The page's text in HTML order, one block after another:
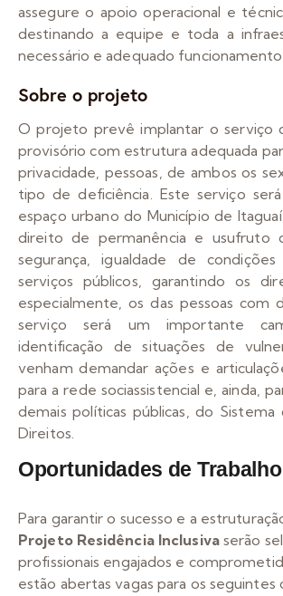
assegure o apoio operacional e
destinando a equipe e toda a
necessário e adequado funcionamento.
Sobre o projeto
O projeto prevê implantar o serviço
provisório com estrutura adequada
privacidade, pessoas, de ambos os
tipo de deficiência. Este serviço
espaço urbano do Município de
direito de permanência e usufruto
segurança, igualdade de
serviços públicos, garantindo os
especialmente, os das pessoas com
serviço será um importante
identificação de situações de
venham demandar ações e
para a rede sociassistencial e, ainda,
demais políticas públicas, do
Direitos.
Oportunidades de Trabalho
Para garantir o sucesso e a
Projeto Residência Inclusivaserão
profissionais engajados e
estão abertas vagas para os seguintes